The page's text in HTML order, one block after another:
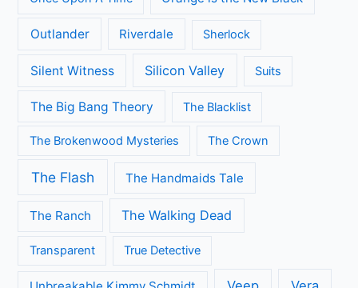
Outlander Riverdale Sherlock
Silent Witness Silicon Valley Suits
The Big Bang Theory The Blacklist
The Brokenwood Mysteries The Crown
The Flash The Handmaids Tale
The Ranch The Walking Dead
Transparent True Detective